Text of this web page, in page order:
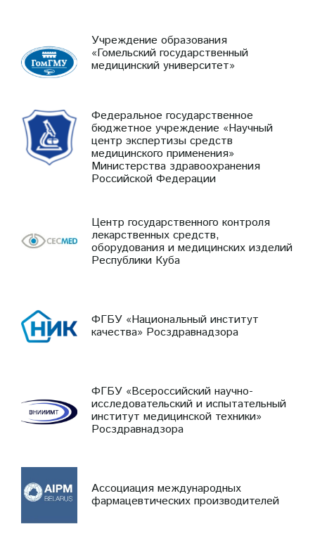
Учреждение образования
«Гомельский государственный
медицинский университет»
Федеральное государственное
бюджетное учреждение «Научный
центр экспертизы средств
медицинского применения»
Министерства здравоохранения
Российской Федерации
Центр государственного контроля
лекарственных средств,
оборудования и медицинских изделий
Республики Куба
ФГБУ «Национальный институт
качества» Росздравнадзора
ФГБУ «Всероссийский научно-
исследовательский и испытательный
институт медицинской техники»
Росздравнадзора
Ассоциация международных
фармацевтических производителей